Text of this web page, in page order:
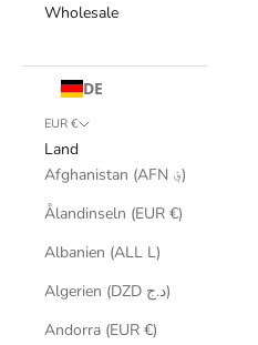
Wholesale
DE
EUR €
Land
Afghanistan (AFN ؋)
Ålandinseln (EUR €)
Albanien (ALL L)
Algerien (DZD د.ج)
Andorra (EUR €)